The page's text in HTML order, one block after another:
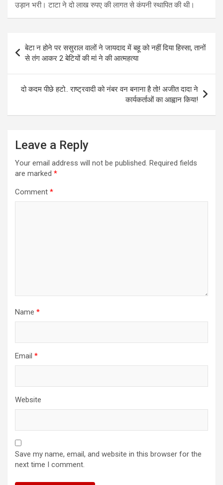
उड़ान भरी। टाटा ने दो लाख रुपए की लागत से कंपनी स्थापित की थी।
Post
navigation
बेटा न होने पर ससुराल वालों ने जायदाद में बहू को नहीं दिया हिस्सा, तानों
से तंग आकर 2 बेटियों की मां ने की आत्महत्या
दो कदम पीछे हटो.. राष्ट्रवादी को नंबर वन बनाना है तो! अजीत दादा ने
कार्यकर्ताओं का आह्वान किया!
Leave a Reply
Your email address will not be published. Required fields
are marked *
Comment *
Name *
Email *
Website
Save my name, email, and website in this browser for the
next time I comment.